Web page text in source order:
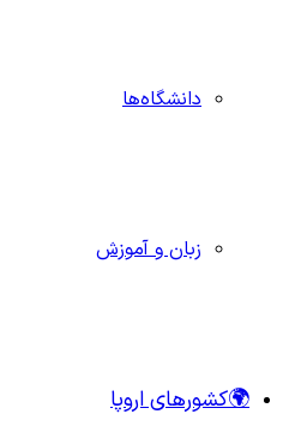
دانشگاه‌ها
زبان و آموزش
🌍کشورهای اروپا